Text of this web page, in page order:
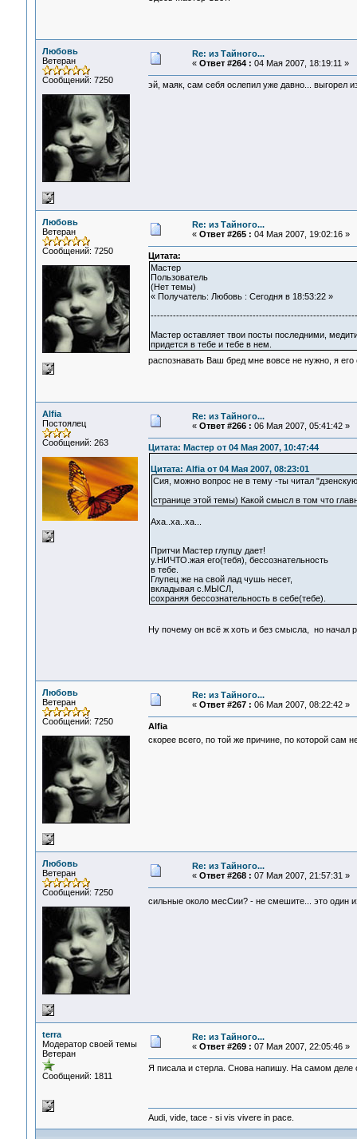
Любовь
Ветеран
Сообщений: 7250
Re: из Тайного...
« Ответ #264 : 04 Мая 2007, 18:19:11 »
эй, маяк, сам себя ослепил уже давно... выгорел
Любовь
Ветеран
Сообщений: 7250
Re: из Тайного...
« Ответ #265 : 04 Мая 2007, 19:02:16 »
Цитата:
Мастер
Пользователь
(Нет темы)
« Получатель: Любовь : Сегодня в 18:53:22 »
Мастер оставляет твои посты последними,
придется в тебе и тебе в нем.
распознавать Ваш бред мне вовсе не нужно, я его
Alfia
Постоялец
Сообщений: 263
Re: из Тайного...
« Ответ #266 : 06 Мая 2007, 05:41:42 »
Цитата: Мастер от 04 Мая 2007, 10:47:44
Цитата: Alfia от 04 Мая 2007, 08:23:01
Сия, можно вопрос не в тему -ты читал
странице этой темы) Какой смысл в том что
Аха..ха..ха...
Притчи Мастер глупцу дает!
у.НИЧТО.жая его(тебя), бессознательность
в тебе.
Глупец же на свой лад чушь несет,
вкладывая с.МЫСЛ,
сохраняя бессознательность в себе(тебе).
Ну почему он всё ж хоть и без смысла, но начал
Любовь
Ветеран
Сообщений: 7250
Re: из Тайного...
« Ответ #267 : 06 Мая 2007, 08:22:42 »
Alfia
скорее всего, по той же причине, по которой сам
Любовь
Ветеран
Сообщений: 7250
Re: из Тайного...
« Ответ #268 : 07 Мая 2007, 21:57:31 »
сильные около месСии? - не смешите... это один
terra
Модератор своей темы
Ветеран
Сообщений: 1811
Re: из Тайного...
« Ответ #269 : 07 Мая 2007, 22:05:46 »
Я писала и стерла. Снова напишу. На самом деле
Audi, vide, tace - si vis vivere in pace.